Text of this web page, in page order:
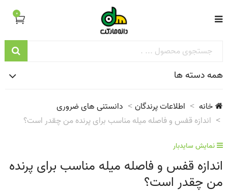
0
همه دسته ها
خانه اطلاعات پرندگان
دانستنی های ضروری
اندازه قفس و فاصله میله مناسب برای پرنده‌ من چقدر است؟
نمایش سایدبار
اندازه قفس و فاصله میله مناسب برای پرنده‌
من چقدر است؟